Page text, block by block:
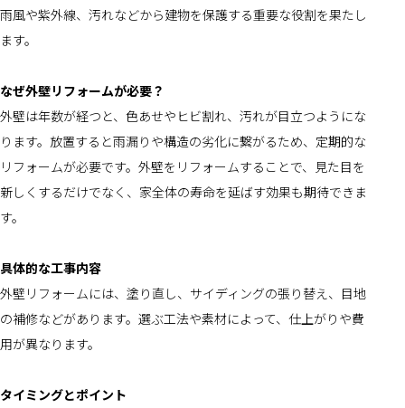
雨風や紫外線、汚れなどから建物を保護する重要な役割を果たし
ます。
なぜ外壁リフォームが必要？
外壁は年数が経つと、色あせやヒビ割れ、汚れが目立つようにな
ります。放置すると雨漏りや構造の劣化に繋がるため、定期的な
リフォームが必要です。外壁をリフォームすることで、見た目を
新しくするだけでなく、家全体の寿命を延ばす効果も期待できま
す。
具体的な工事内容
外壁リフォームには、塗り直し、サイディングの張り替え、目地
の補修などがあります。選ぶ工法や素材によって、仕上がりや費
用が異なります。
タイミングとポイント